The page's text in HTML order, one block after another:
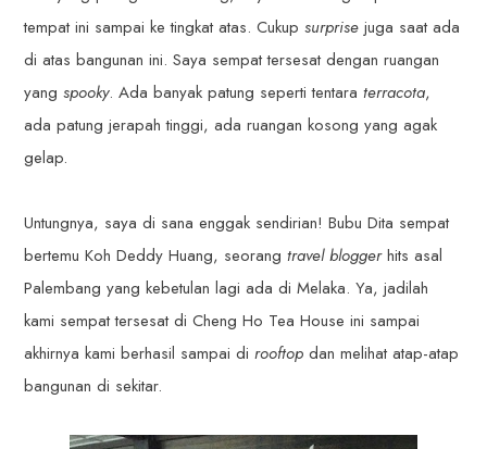
tempat ini sampai ke tingkat atas. Cukupsurprisejuga saat ada
di atas bangunan ini. Saya sempat tersesat dengan ruangan
yangspooky. Ada banyak patung seperti tentaraterracota,
ada patung jerapah tinggi, ada ruangan kosong yang agak
gelap.
Untungnya, saya di sana enggak sendirian! Bubu Dita sempat
bertemu Koh Deddy Huang, seorangtravel bloggerhits asal
Palembang yang kebetulan lagi ada di Melaka. Ya, jadilah
kami sempat tersesat di Cheng Ho Tea House ini sampai
akhirnya kami berhasil sampai dirooftopdan melihat atap-atap
bangunan di sekitar.